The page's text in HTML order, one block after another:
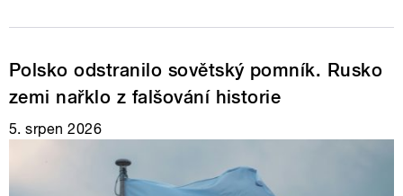
Polsko odstranilo sovětský pomník. Rusko
zemi nařklo z falšování historie
5. srpen 2026